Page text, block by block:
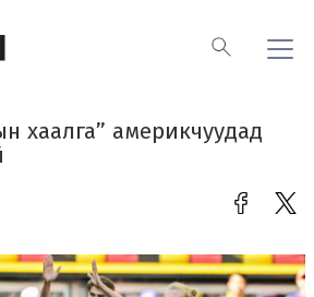
хаалга” америкчуудад